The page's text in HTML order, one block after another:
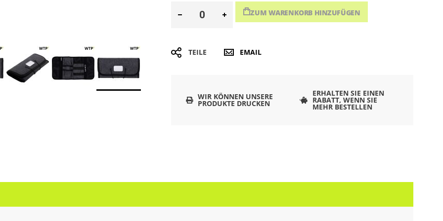
ZUM WARENKORB HINZUFÜGEN
TEILE EMAIL
WIR KÖNNEN UNSERE
PRODUKTE DRUCKEN
ERHALTEN SIE EINEN
RABATT, WENN SIE
MEHR BESTELLEN